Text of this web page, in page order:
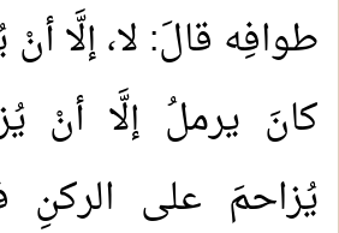
طوافِه قالَ: لا، إلَّا
كانَ يرملُ إلَّا أنْ
يُزاحمَ على الركنِ